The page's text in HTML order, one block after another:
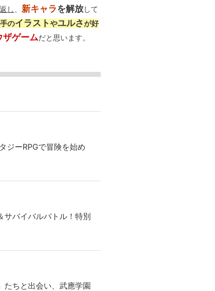
し 、新キャラを解放して
のイラストやユルさが好
ザゲームだと思います。
ジーRPGで冒険を始め
サバイバルバトル！特別
たちと出会い、武應学園